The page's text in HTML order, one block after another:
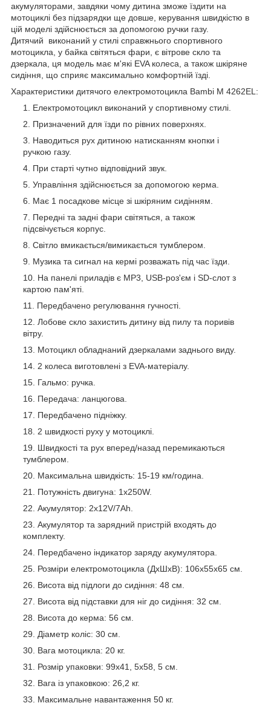
акумуляторами, завдяки чому дитина зможе їздити на
мотоциклі без підзарядки ще довше, керування швидкістю в
цій моделі здійснюється за допомогою ручки газу.
Дитячий виконаний у стилі справжнього спортивного
мотоцикла, у байка світяться фари, є вітрове скло та
дзеркала, ця модель має м'які EVA колеса, а також шкіряне
сидіння, що сприяє максимально комфортній їзді.
Характеристики дитячого електромотоцикла Bambi M 4262EL:
Електромотоцикл виконаний у спортивному стилі.
Призначений для їзди по рівних поверхнях.
Наводиться рух дитиною натисканням кнопки і
ручкою газу.
При старті чутно відповідний звук.
Управління здійснюється за допомогою керма.
Має 1 посадкове місце зі шкіряним сидінням.
Передні та задні фари світяться, а також
підсвічується корпус.
Світло вмикається/вимикається тумблером.
Музика та сигнал на кермі розважать під час їзди.
На панелі приладів є MP3, USB-роз'єм і SD-слот з
картою пам'яті.
Передбачено регулювання гучності.
Лобове скло захистить дитину від пилу та поривів
вітру.
Мотоцикл обладнаний дзеркалами заднього виду.
2 колеса виготовлені з EVA-матеріалу.
Гальмо: ручка.
Передача: ланцюгова.
Передбачено підніжку.
2 швидкості руху у мотоциклі.
Швидкості та рух вперед/назад перемикаються
тумблером.
Максимальна швидкість: 15-19 км/година.
Потужність двигуна: 1х250W.
Акумулятор: 2х12V/7Ah.
Акумулятор та зарядний пристрій входять до
комплекту.
Передбачено індикатор заряду акумулятора.
Розміри електромотоцикла (ДхШхВ): 106х55х65 см.
Висота від підлоги до сидіння: 48 см.
Висота від підставки для ніг до сидіння: 32 см.
Висота до керма: 56 см.
Діаметр коліс: 30 см.
Вага мотоцикла: 20 кг.
Розмір упаковки: 99х41, 5х58, 5 см.
Вага із упаковкою: 26,2 кг.
Максимальне навантаження 50 кг.